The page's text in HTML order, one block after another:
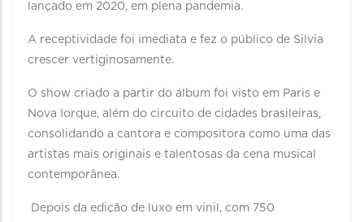
lançado em 2020, em plena pandemia.
A receptividade foi imediata e fez o público de Silvia
crescer vertiginosamente.
O show criado a partir do álbum foi visto em Paris e
Nova Iorque, além do circuito de cidades brasileiras,
consolidando a cantora e compositora como uma das
artistas mais originais e talentosas da cena musical
contemporânea.
Depois da edição de luxo em vinil, com 750